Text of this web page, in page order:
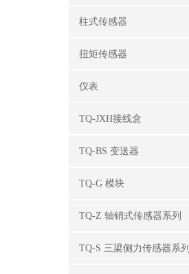
柱式传感器
扭矩传感器
仪表
TQ-JXH接线盒
TQ-BS 变送器
TQ-G 模块
TQ-Z 轴销式传感器系列
TQ-S 三梁侧力传感器系列